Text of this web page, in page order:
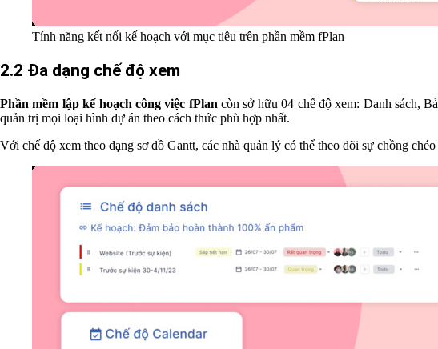
Tính năng kết nối kế hoạch với mục tiêu trên phần mềm fPlan
2.2 Đa dạng chế độ xem
Phần mềm lập kế hoạch công việc fPlan còn sở hữu 04 chế độ xem: Danh sách,
quản trị mọi loại hình dự án theo cách thức phù hợp nhất.
Với chế độ xem theo dạng sơ đồ Gantt, các nhà quản lý có thể theo dõi sự chồng